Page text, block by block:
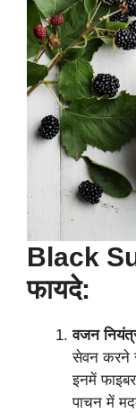
Black
फायदे:
वजन
सेवन करने
इनमें
पाचन में